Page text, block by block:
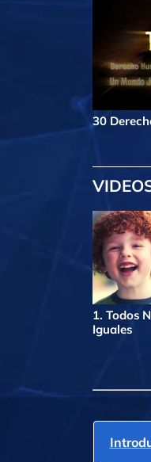
30
1. Todos
Iguales